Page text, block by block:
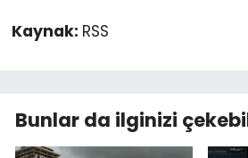
Kaynak: RSS
Bunlar da ilginizi